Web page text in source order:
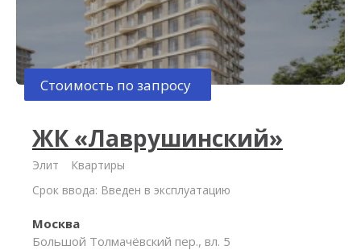
Стоимость по запросу
ЖК «Лаврушинский»
Элит
Квартиры
Срок ввода: Введен в эксплуатацию
Москва
Большой Толмачёвский пер., вл. 5